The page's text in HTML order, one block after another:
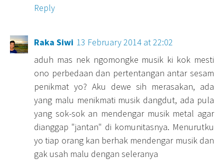
Reply
Raka Siwi 13 February 2014 at 22:02
aduh mas nek ngomongke musik ki kok mesti
ono perbedaan dan pertentangan antar sesam
penikmat yo? Aku dewe sih merasakan, ada
yang malu menikmati musik dangdut, ada pula
yang sok-sok an mendengar musik metal agar
dianggap "jantan" di komunitasnya. Menurutku
yo tiap orang kan berhak mendengar musik dan
gak usah malu dengan seleranya